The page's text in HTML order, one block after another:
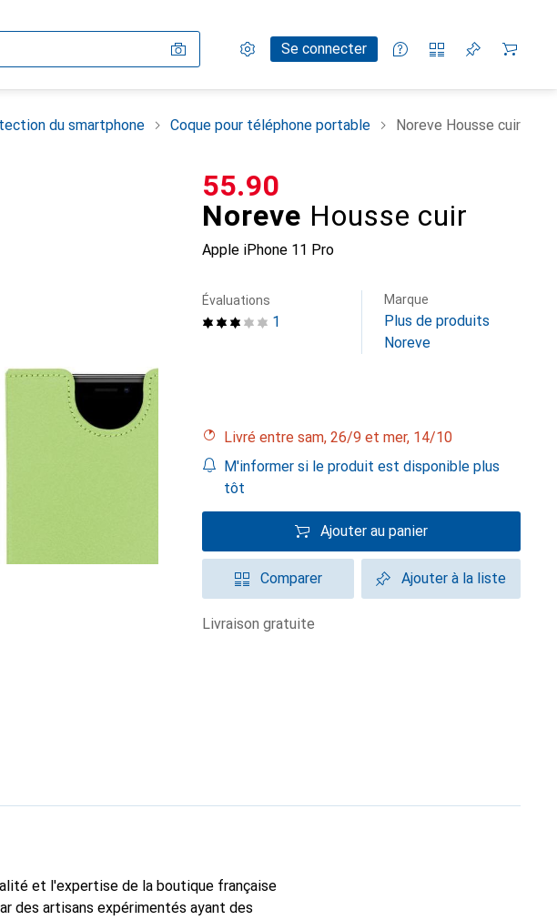
Paramètres
Compte clientSe connecter
Listes de comparaison
Listes d'envies
Panier
du smartphone Coque pour téléphone portable Noreve Housse cuir
Noreve Housse cuir
Apple iPhone 11 Pro
CHF
55.90
1
Évaluations Marque
Plus de produits
Noreve
Livré entre sam, 26/9 et mer, 14/10
M'informer si le produit est disponible plus
tôt
Ajouter au panier
Comparer Ajouter à la liste
livraison gratuite
et l'expertise de la boutique française
des artisans expérimentés ayant des